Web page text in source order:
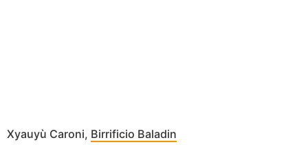
Xyauyù Caroni, Birrificio Baladin